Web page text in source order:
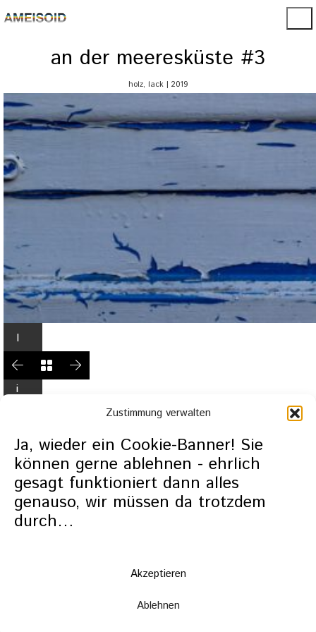
Zustimmung verwalten
Ja, wieder ein Cookie-Banner! Sie
können gerne ablehnen - ehrlich
gesagt funktioniert dann alles
genauso, wir müssen da trotzdem
durch…
Akzeptieren
Ablehnen
an der meeresküste #3
holz, lack | 2019
I
n
L
i
t
b
o
x
ö
f